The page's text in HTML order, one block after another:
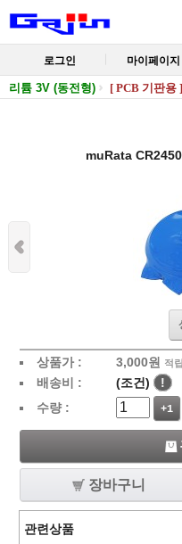
로그인 마이페이지
리튬 3V (동전형) [ PCB 기판용 ]
muRata
상품가 : 3,000원 적
배송비 : (조건) !
수량 :
+1
장바구니
관련상품